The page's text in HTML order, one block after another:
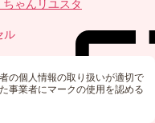
ちゃんリユスタ
ル
の個人情報の取り扱いが適切で
事業者にマークの使用を認める